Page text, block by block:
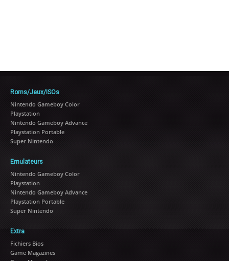
Roms/Jeux/ISOs
Nintendo Gameboy Color
Playstation
Nintendo Gameboy Advance
Playstation Portable
Super Nintendo
Emulateurs
Nintendo Gameboy Color
Playstation
Nintendo Gameboy Advance
Playstation Portable
Super Nintendo
Extra
Fichiers Bios
Game Magazines